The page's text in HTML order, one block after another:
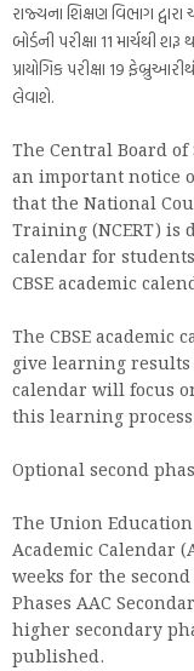
રાજ્યના શિક્ષણ વિભાગ
બોર્ડની પરીક્ષા 11 માર્ચથી
પ્રાયોગિક પરીક્ષા 19
લેવાશે.
The Central Board of
an important notice
that the National
Training (NCERT) is
calendar for
CBSE academic
The CBSE academic
give learning results
calendar will focus
this learning
Optional second
The Union
Academic Calendar
weeks for the
Phases AAC
higher secondary
published.